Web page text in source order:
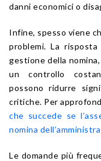
danni economici o
Infine, spesso viene
problemi. La
gestione della
un controllo
possono ridurre
critiche. Per
che succede se
nomina
Le domande più